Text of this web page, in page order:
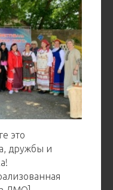
это
дружбы и